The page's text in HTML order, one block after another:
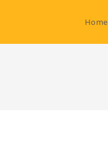
Home